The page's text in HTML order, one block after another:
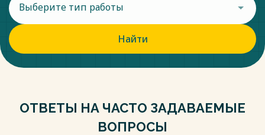
Выберите тип работы
Найти
ОТВЕТЫ НА ЧАСТО ЗАДАВАЕМЫЕ
ВОПРОСЫ